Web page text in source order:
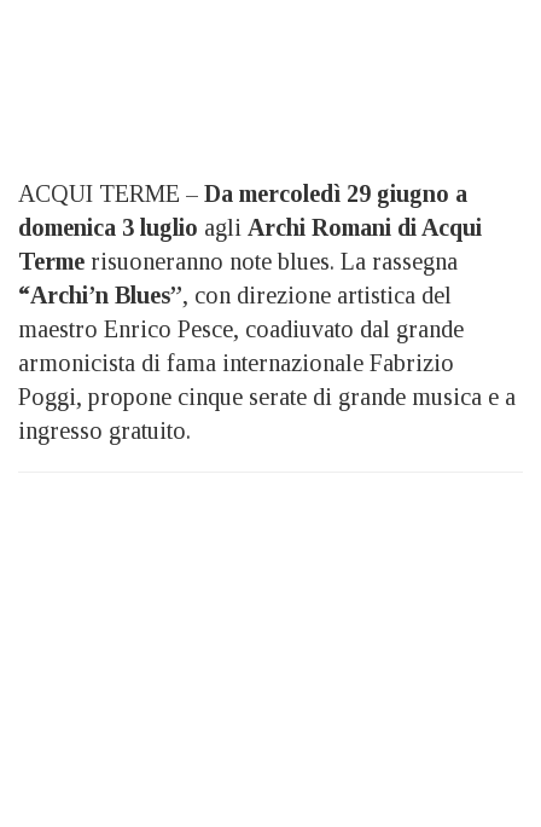
ACQUI TERME – Da mercoledì 29 giugno a
domenica 3 luglio agli Archi Romani di Acqui
Terme risuoneranno note blues. La rassegna
“Archi’n Blues”, con direzione artistica del
maestro Enrico Pesce, coadiuvato dal grande
armonicista di fama internazionale Fabrizio
Poggi, propone cinque serate di grande musica e a
ingresso gratuito.